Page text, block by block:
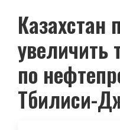
Казахстан
увеличить
по
Тбилиси-